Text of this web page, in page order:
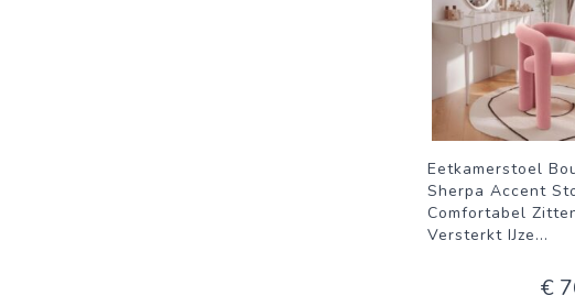
Eetkamerstoel
Sherpa Accent
Comfortabel
Versterkt IJze...
€